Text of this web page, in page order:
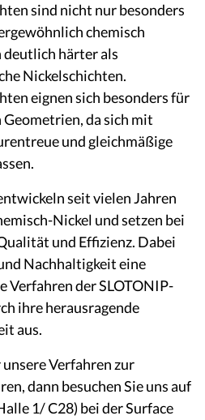
sind nicht nur besonders
chemisch
deutlich härter als
Nickelschichten.
eignen sich besonders für
da sich mit
und gleichmäßige
seit vielen Jahren
Nickel und setzen bei
und Effizienz. Dabei
Nachhaltigkeit eine
Verfahren der SLOTONIP-
ihre herausragende
aus.
Verfahren zur
dann besuchen Sie uns auf
1/ C28) bei der Surface